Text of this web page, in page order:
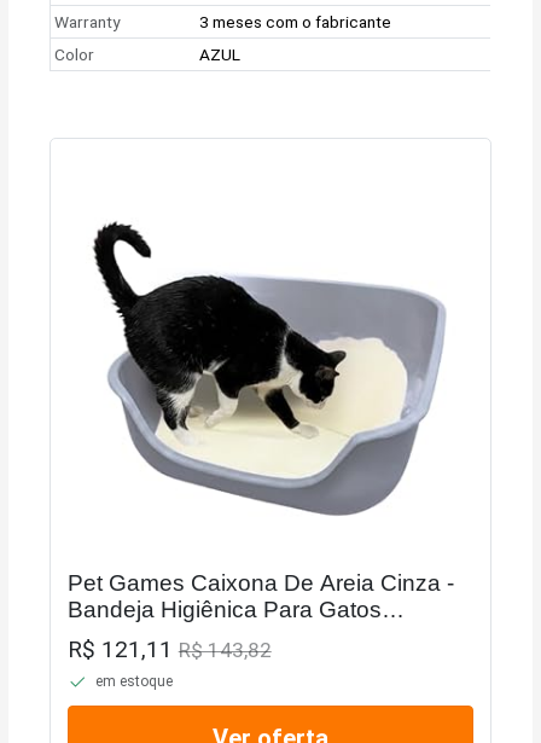
Warranty
3 meses com o fabricante
Color
AZUL
Pet Games Caixona De Areia Cinza -
Bandeja Higiênica Para Gatos
Tamanho:Extra Grande
R$ 121,11R$ 143,82
em estoque